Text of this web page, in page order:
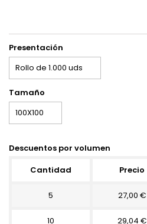
Presentación
Tamaño
Descuentos por volumen
Cantidad
Precio
5 27,00 €
10 29,04 €